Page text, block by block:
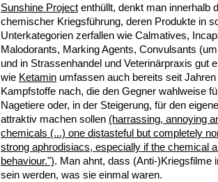
Sunshine Project enthüllt, denkt man innerhalb
chemischer Kriegsführung, deren Produkte in
Unterkategorien zerfallen wie Calmatives,
Malodorants, Marking Agents, Convulsants
und in Strassenhandel und Veterinärpraxis gut
wie Ketamin umfassen auch bereits seit
Kampfstoffe nach, die den Gegner wahlweise
Nagetiere oder, in der Steigerung, für den
attraktiv machen sollen (harrassing, annoying
chemicals (...) one distasteful but completely
strong aphrodisiacs, especially if the chemical
behaviour."). Man ahnt, dass (Anti-)Kriegsfilme
sein werden, was sie einmal waren.